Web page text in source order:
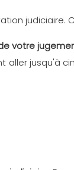
judiciaire.
votre
aller jusqu'à